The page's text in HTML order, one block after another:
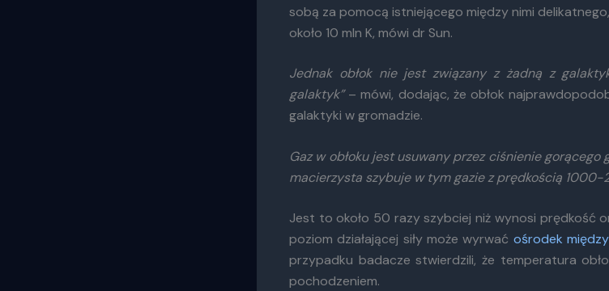
sobą za pomocą istniejącego między nimi
około 10 mln K, mówi dr Sun.
Jednak obłok nie jest związany z żadną z
galaktyk”– mówi, dodając, że obłok
galaktyki w gromadzie.
Gaz w obłoku jest usuwany przez ciśnienie
macierzysta szybuje w tym gazie z prędkością
Jest to około 50 razy szybciej niż wynosi prędkość
poziom działającej siły może wyrwać ośrodek
przypadku badacze stwierdzili, że temperatura
pochodzeniem.